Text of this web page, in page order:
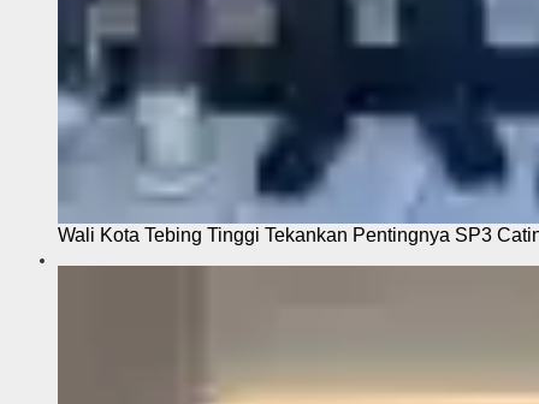
Wali Kota Tebing Tinggi Tekankan Pentingnya SP3